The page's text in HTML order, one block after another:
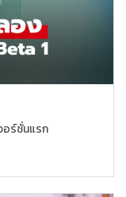
อร์ชั่นแรก